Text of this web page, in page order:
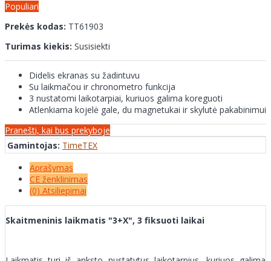
Populiari
Prekės kodas: TT61903
Turimas kiekis: Susisiekti
Didelis ekranas su žadintuvu
Su laikmačou ir chronometro funkcija
3 nustatomi laikotarpiai, kuriuos galima koreguoti
Atlenkiama kojelė gale, du magnetukai ir skylutė pakabinimui
Pranešti, kai bus prekyboje
Gamintojas: TimeTEX
Aprašymas
CE ženklinimas
(0) Atsiliepimai
Skaitmeninis laikmatis "3+X", 3 fiksuoti laikai